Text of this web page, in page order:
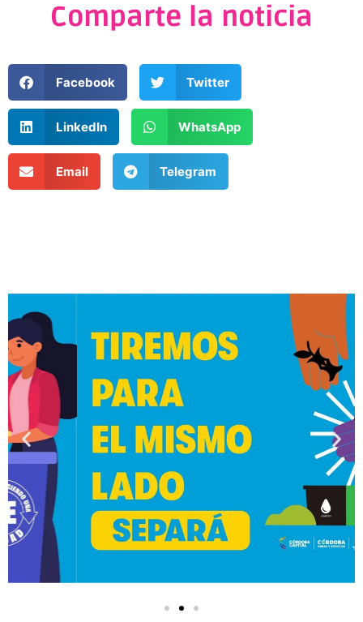
Comparte la noticia
Facebook Twitter
LinkedIn WhatsApp
Email Telegram